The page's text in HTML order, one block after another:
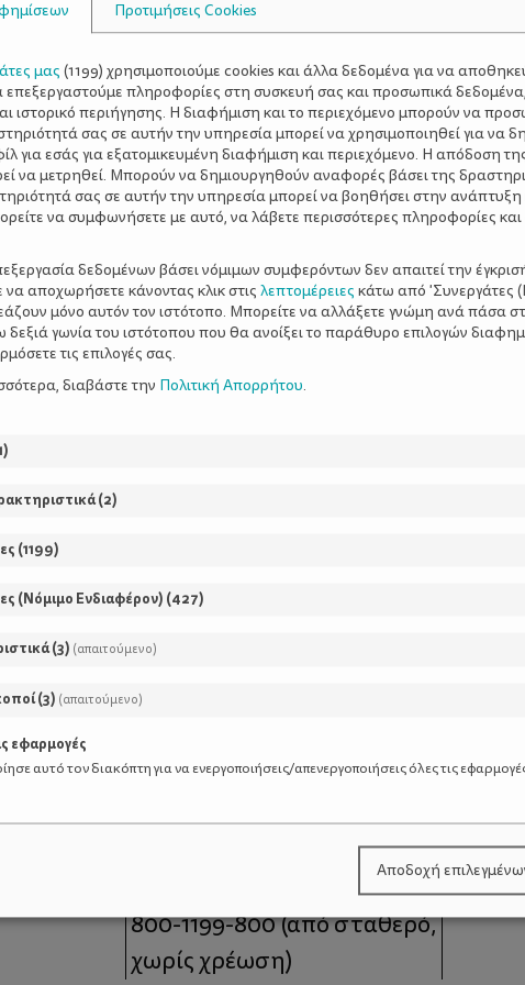
moms
Τηλέφωνο Επικοινωνίας:
800-1199-800(από σταθερό,
χωρίς χρέωση)
Προτιμήσεις Cookies
μας (1199) χρησιμοποιούμε cookies και άλλα δεδομένα για να
πληροφορίες στη συσκευή σας και προσωπικά
ιστορικό περιήγησης. Η διαφήμιση και το περιεχόμενο μπορούν να
σας σε αυτήν την υπηρεσία μπορεί να χρησιμοποιηθεί για να
για εσάς για εξατομικευμένη διαφήμιση και περιεχόμενο. Η απόδοση
να μετρηθεί. Μπορούν να δημιουργηθούν αναφορές βάσει της
σας σε αυτήν την υπηρεσία μπορεί να βοηθήσει στην ανάπτυξη
να συμφωνήσετε με αυτό, να λάβετε περισσότερες πληροφορίες
δεδομένων βάσει νόμιμων συμφερόντων δεν απαιτεί την
να αποχωρήσετε κάνοντας κλικ στις λεπτομέρειες κάτω από 'Συνεργάτες
μόνο αυτόν τον ιστότοπο. Μπορείτε να αλλάξετε γνώμη ανά πάσα
δεξιά γωνία του ιστότοπου που θα ανοίξει το παράθυρο επιλογών
τις επιλογές σας.
διαβάστε την Πολιτική Απορρήτου.
)
(2)
(1199)
(Νόμιμο Ενδιαφέρον) (427)
(3) (απαιτούμενο)
(3) (απαιτούμενο)
εφαρμογές
αυτό τον διακόπτη για να ενεργοποιήσεις/απενεργοποιήσεις όλες τις
Αποδοχή